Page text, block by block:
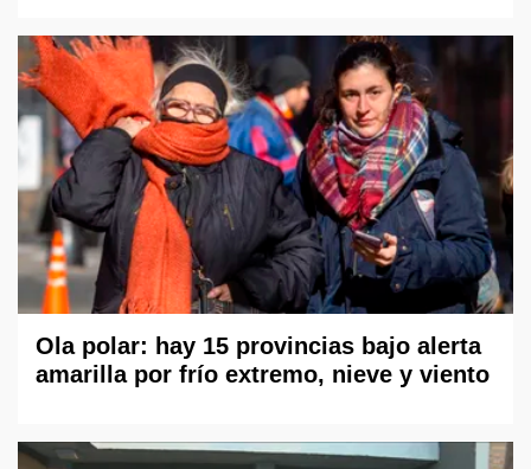
Ola polar: hay 15 provincias bajo alerta
amarilla por frío extremo, nieve y viento